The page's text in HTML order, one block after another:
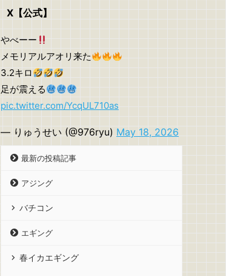
X【公式】
やべーー
メモリアルアオリ来た
3.2キロ
足が震える
pic.twitter.com/YcqUL710as
— りゅうせい (@976ryu) May 18, 2026
最新の投稿記事
アジング
バチコン
エギング
春イカエギング